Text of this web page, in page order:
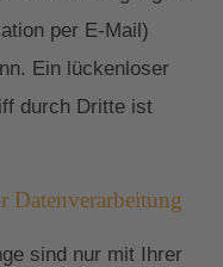
per E-Mail)
Ein lückenloser
durch Dritte ist
sind nur mit Ihrer